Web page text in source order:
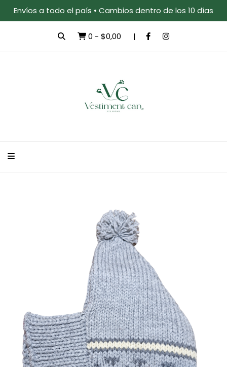
Envíos a todo el país • Cambios dentro de los 10 días
0 - $0,00